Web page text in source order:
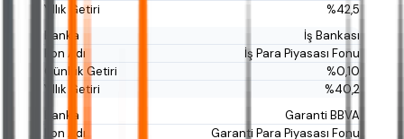
%42,5
İş Bankası
İş Para Piyasası Fonu
%0,10
%40,2
Garanti BBVA
Garanti Para Piyasası Fonu